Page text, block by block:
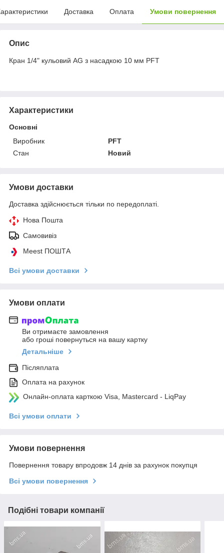
Доставка Оплата Умови повернення
Опис
Кран 1/4" кульовий AG з насадкою 10 мм PFT
Характеристики
Основні
Виробник
PFT
Стан
Новий
Умови доставки
Доставка здійснюється тільки по передоплаті.
Нова Пошта
Самовивіз
Meest ПОШТА
Всі умови доставки
Умови оплати
Ви отримаєте замовлення
або гроші повернуться на вашу картку
Детальніше
Післяплата
Оплата на рахунок
Онлайн-оплата карткою Visa, Mastercard - LiqPay
Всі умови оплати
Умови повернення
Повернення товару впродовж 14 днів за рахунок покупця
Всі умови повернення
Подібні товари компанії